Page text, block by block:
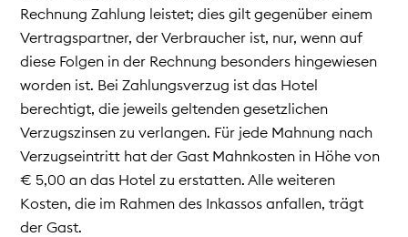
Rechnung Zahlung leistet; dies gilt gegenüber einem
Vertragspartner, der Verbraucher ist, nur, wenn auf
diese Folgen in der Rechnung besonders hingewiesen
worden ist. Bei Zahlungsverzug ist das Hotel
berechtigt, die jeweils geltenden gesetzlichen
Verzugszinsen zu verlangen. Für jede Mahnung nach
Verzugseintritt hat der Gast Mahnkosten in Höhe von
€ 5,00 an das Hotel zu erstatten. Alle weiteren
Kosten, die im Rahmen des Inkassos anfallen, trägt
der Gast.